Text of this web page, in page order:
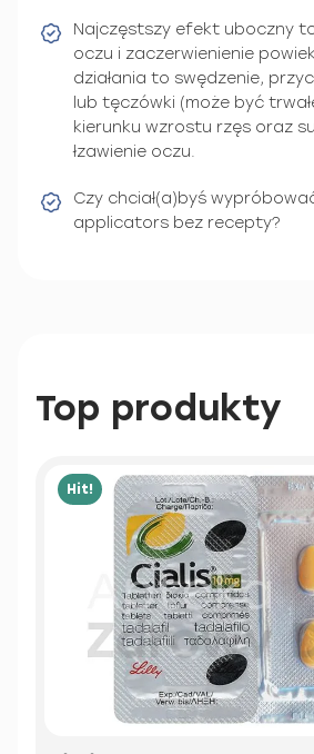
Najczęstszy efekt uboczny
oczu i zaczerwienienie
działania to swędzenie,
lub tęczówki (może być
kierunku wzrostu rzęs oraz
łzawienie oczu.
Czy chciał(a)byś
applicators bez recepty?
Top produkty
Hit!